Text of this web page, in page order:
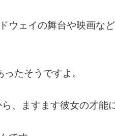
ウェイの舞台や映画な
たそうですよ。
、ますます彼女の才能